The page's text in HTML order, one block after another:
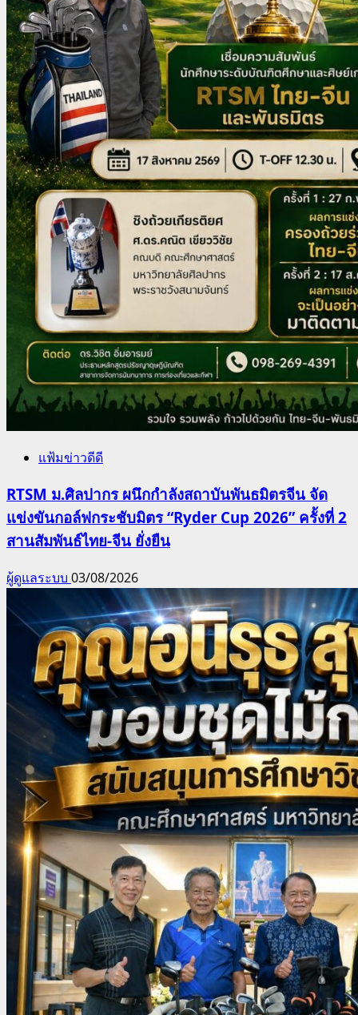
แฟ้มข่าวดีดี
RTSM ม.ศิลปากร ผนึกกำลังสถาบันพันธมิตรจีน จัด
แข่งขันกอล์ฟกระชับมิตร “Ryder Cup 2026” ครั้งที่ 2
สานสัมพันธ์ไทย-จีน ยั่งยืน
ผู้ดูแลระบบ 03/08/2026